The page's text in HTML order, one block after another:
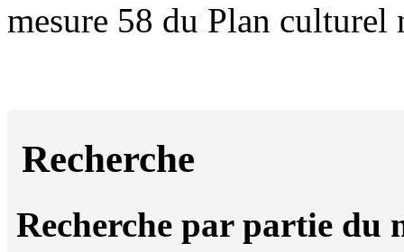
mesure 58 du Plan culturel
Recherche
Recherche par partie du